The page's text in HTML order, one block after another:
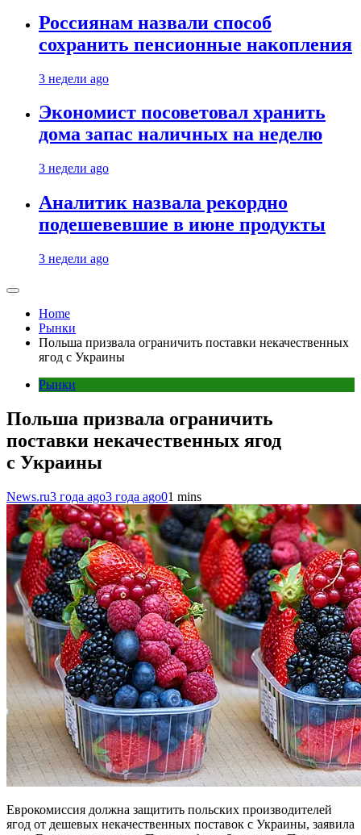
Россиянам назвали способ
сохранить пенсионные накопления
3 недели ago
Экономист посоветовал хранить
дома запас наличных на неделю
3 недели ago
Аналитик назвала рекордно
подешевевшие в июне продукты
3 недели ago
Home
Рынки
Польша призвала ограничить поставки некачественных
ягод с Украины
Рынки
Польша призвала ограничить
поставки некачественных ягод
с Украины
News.ru3 года ago3 года ago01 mins
Еврокомиссия должна защитить польских производителей
ягод от дешевых некачественных поставок с Украины, заявила